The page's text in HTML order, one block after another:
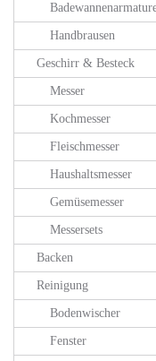
Handbrausen
Geschirr & Besteck
Messer
Kochmesser
Fleischmesser
Haushaltsmesser
Gemüsemesser
Messersets
Backen
Reinigung
Bodenwischer
Fenster